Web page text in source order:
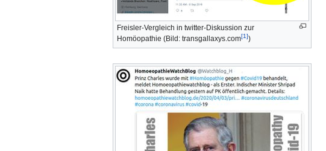
Freisler-Vergleich in twitter-Diskussion zur
Homöopathie (Bild: transgallaxys.com[1])